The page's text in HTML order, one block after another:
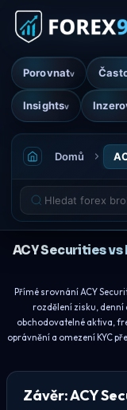
Porovnatv
Insightsv
Domů
ACY Securities
Přímé srovnání ACY
rozdělení zisku, denní
obchodovatelné aktiva,
oprávnění a omezení KYC
Závěr: ACY